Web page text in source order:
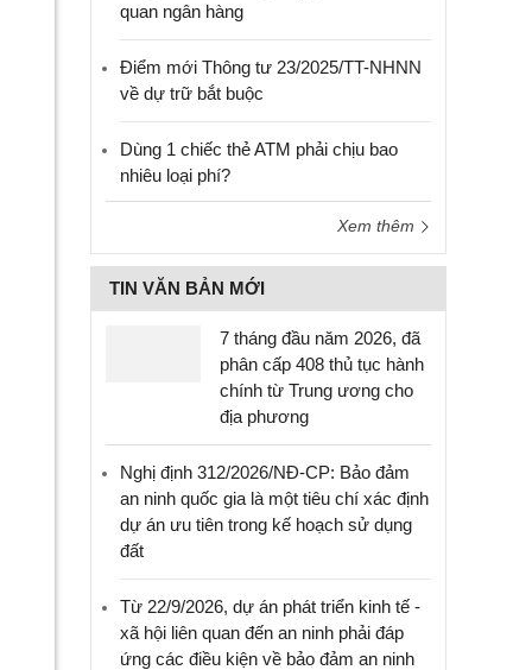
quan ngân hàng
Điểm mới Thông tư 23/2025/TT-NHNN
về dự trữ bắt buộc
Dùng 1 chiếc thẻ ATM phải chịu bao
nhiêu loại phí?
Xem thêm
TIN VĂN BẢN MỚI
7 tháng đầu năm 2026, đã
phân cấp 408 thủ tục hành
chính từ Trung ương cho
địa phương
Nghị định 312/2026/NĐ-CP: Bảo đảm
an ninh quốc gia là một tiêu chí xác định
dự án ưu tiên trong kế hoạch sử dụng
đất
Từ 22/9/2026, dự án phát triển kinh tế -
xã hội liên quan đến an ninh phải đáp
ứng các điều kiện về bảo đảm an ninh